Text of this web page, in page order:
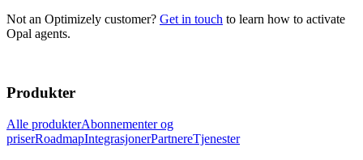
Not an Optimizely customer? Get in touch to learn how to activate
Opal agents.
Produkter
Alle produkterAbonnementer og
priserRoadmapIntegrasjonerPartnereTjenester